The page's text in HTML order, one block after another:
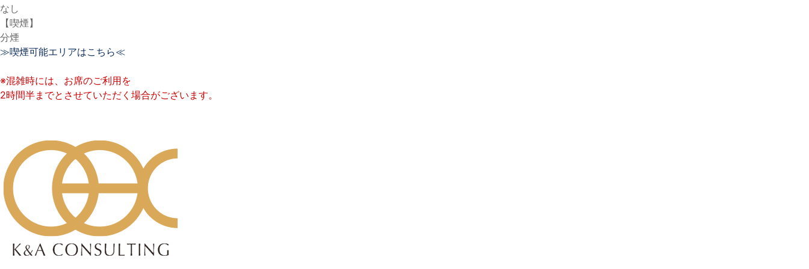
なし
【喫煙】
分煙
≫喫煙可能エリアはこちら≪
※混雑時には、お席のご利用を
2時間半までとさせていただく場合がございます。